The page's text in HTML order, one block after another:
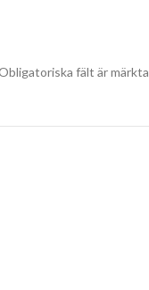
fält är märkta